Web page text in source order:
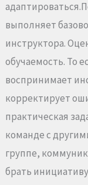
выполняет
инструктора.
обучаемость. То
воспринимает
корректирует
практическая
команде с
группе,
брать